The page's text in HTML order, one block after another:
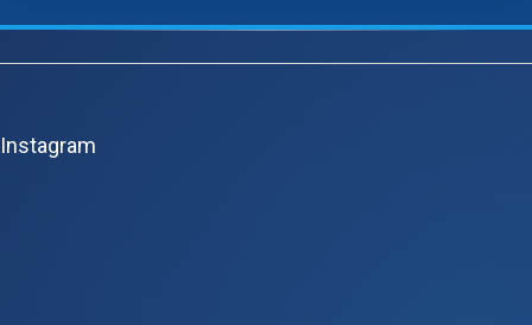
Z
Instagram